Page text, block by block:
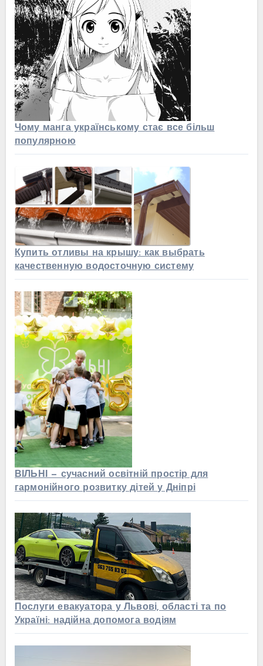
Чому манга українському стає все більш
популярною
Купить отливы на крышу: как выбрать
качественную водосточную систему
ВІЛЬНІ — сучасний освітній простір для
гармонійного розвитку дітей у Дніпрі
Послуги евакуатора у Львові, області та по
Україні: надійна допомога водіям